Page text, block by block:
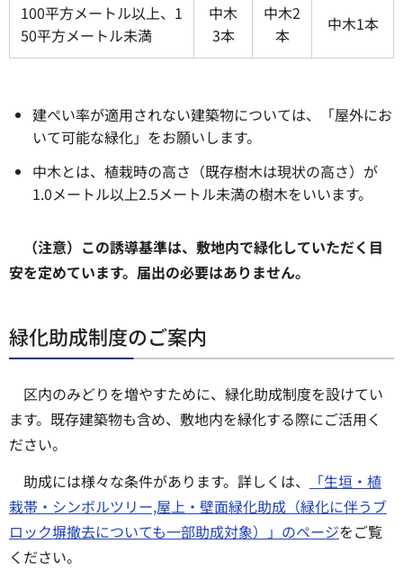
100平方メートル以上、1
50平方メートル未満
中木
3本
中木2
本
中木1本
建ぺい率が適用されない建築物については、「屋外にお
いて可能な緑化」をお願いします。
中木とは、植栽時の高さ（既存樹木は現状の高さ）が
1.0メートル以上2.5メートル未満の樹木をいいます。
（注意）この誘導基準は、敷地内で緑化していただく目
安を定めています。届出の必要はありません。
緑化助成制度のご案内
区内のみどりを増やすために、緑化助成制度を設けてい
ます。既存建築物も含め、敷地内を緑化する際にご活用く
ださい。
助成には様々な条件があります。詳しくは、
「生垣・植
栽帯・シンボルツリー,屋上・壁面緑化助成（緑化に伴うブ
ロック塀撤去についても一部助成対象）」のページをご覧
ください。